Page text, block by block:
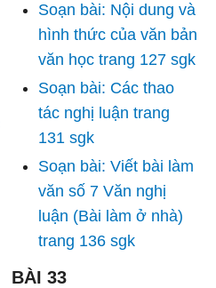
Soạn bài: Nội dung và
hình thức của văn bản
văn học trang 127 sgk
Soạn bài: Các thao
tác nghị luận trang
131 sgk
Soạn bài: Viết bài làm
văn số 7 Văn nghị
luận (Bài làm ở nhà)
trang 136 sgk
BÀI 33